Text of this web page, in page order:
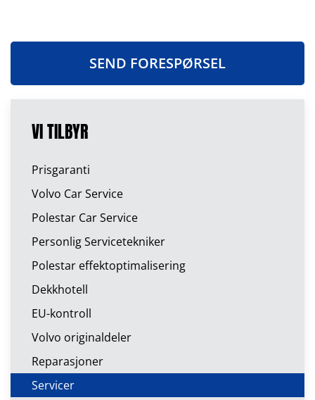
SEND FORESPØRSEL
VI TILBYR
Prisgaranti
Volvo Car Service
Polestar Car Service
Personlig Servicetekniker
Polestar effektoptimalisering
Dekkhotell
EU-kontroll
Volvo originaldeler
Reparasjoner
Servicer